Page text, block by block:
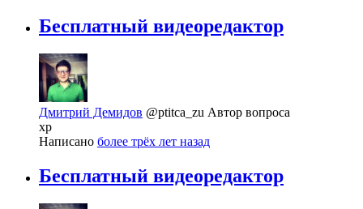
Бесплатный видеоредактор
Дмитрий Демидов @ptitca_zu Автор вопроса
xp
Написано более трёх лет назад
Бесплатный видеоредактор